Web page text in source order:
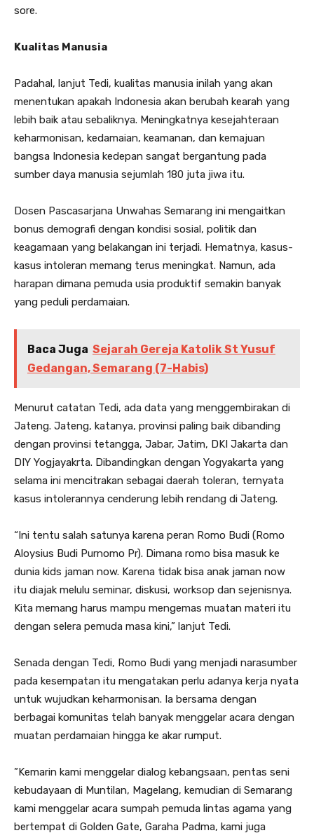
sore.
Kualitas Manusia
Padahal, lanjut Tedi, kualitas manusia inilah yang akan
menentukan apakah Indonesia akan berubah kearah yang
lebih baik atau sebaliknya. Meningkatnya kesejahteraan
keharmonisan, kedamaian, keamanan, dan kemajuan
bangsa Indonesia kedepan sangat bergantung pada
sumber daya manusia sejumlah 180 juta jiwa itu.
Dosen Pascasarjana Unwahas Semarang ini mengaitkan
bonus demografi dengan kondisi sosial, politik dan
keagamaan yang belakangan ini terjadi. Hematnya, kasus-
kasus intoleran memang terus meningkat. Namun, ada
harapan dimana pemuda usia produktif semakin banyak
yang peduli perdamaian.
Baca Juga Sejarah Gereja Katolik St Yusuf
Gedangan, Semarang (7-Habis)
Menurut catatan Tedi, ada data yang menggembirakan di
Jateng. Jateng, katanya, provinsi paling baik dibanding
dengan provinsi tetangga, Jabar, Jatim, DKI Jakarta dan
DIY Yogjayakrta. Dibandingkan dengan Yogyakarta yang
selama ini mencitrakan sebagai daerah toleran, ternyata
kasus intolerannya cenderung lebih rendang di Jateng.
“Ini tentu salah satunya karena peran Romo Budi (Romo
Aloysius Budi Purnomo Pr). Dimana romo bisa masuk ke
dunia kids jaman now. Karena tidak bisa anak jaman now
itu diajak melulu seminar, diskusi, worksop dan sejenisnya.
Kita memang harus mampu mengemas muatan materi itu
dengan selera pemuda masa kini,” lanjut Tedi.
Senada dengan Tedi, Romo Budi yang menjadi narasumber
pada kesempatan itu mengatakan perlu adanya kerja nyata
untuk wujudkan keharmonisan. Ia bersama dengan
berbagai komunitas telah banyak menggelar acara dengan
muatan perdamaian hingga ke akar rumput.
”Kemarin kami menggelar dialog kebangsaan, pentas seni
kebudayaan di Muntilan, Magelang, kemudian di Semarang
kami menggelar acara sumpah pemuda lintas agama yang
bertempat di Golden Gate, Garaha Padma, kami juga